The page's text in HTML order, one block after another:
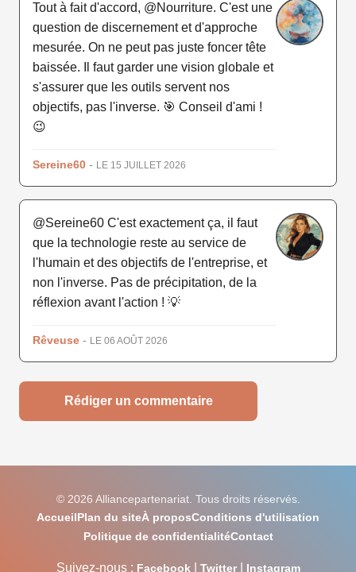
Tout à fait d'accord, @Nourriture. C'est une
question de discernement et d'approche
mesurée. On ne peut pas juste foncer tête
baissée. Il faut garder une vision globale et
s'assurer que les outils servent nos
objectifs, pas l'inverse. 🎯 Conseil d'ami !
😉
Sereine60 - LE 15 JUILLET 2026
@Sereine60 C'est exactement ça, il faut
que la technologie reste au service de
l'humain et des objectifs de l'entreprise, et
non l'inverse. Pas de précipitation, de la
réflexion avant l'action ! 💡
Rêveuse - LE 06 AOÛT 2026
Rédiger un commentaire
© 2026 Alliancepartenariat. Tous droits réservés.
AccueilPlan du siteÀ proposConditions d'utilisation
Politique de confidentialitéContact
Suivez-nous : Facebook Twitter| Instagram